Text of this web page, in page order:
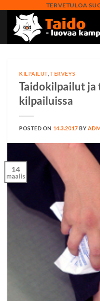
content
TERVETULOA
KILPAILUT ,TERVEYS
Taidokilpailut
kilpailuissa
POSTED ON 14.3.2017 BY
14
maalis